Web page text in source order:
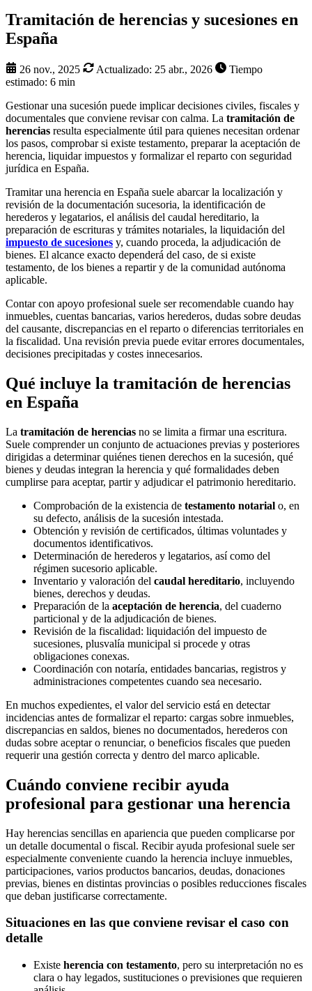
Tramitación de herencias y sucesiones en
España
26 nov., 2025 Actualizado: 25 abr., 2026
Tiempo
estimado: 6 min
Gestionar una sucesión puede implicar decisiones civiles, fiscales y
documentales que conviene revisar con calma. La tramitación de
herencias resulta especialmente útil para quienes necesitan ordenar
los pasos, comprobar si existe testamento, preparar la aceptación de
herencia, liquidar impuestos y formalizar el reparto con seguridad
jurídica en España.
Tramitar una herencia en España suele abarcar la localización y
revisión de la documentación sucesoria, la identificación de
herederos y legatarios, el análisis del caudal hereditario, la
preparación de escrituras y trámites notariales, la liquidación del
impuesto de sucesiones y, cuando proceda, la adjudicación de
bienes. El alcance exacto dependerá del caso, de si existe
testamento, de los bienes a repartir y de la comunidad autónoma
aplicable.
Contar con apoyo profesional suele ser recomendable cuando hay
inmuebles, cuentas bancarias, varios herederos, dudas sobre deudas
del causante, discrepancias en el reparto o diferencias territoriales en
la fiscalidad. Una revisión previa puede evitar errores documentales,
decisiones precipitadas y costes innecesarios.
Qué incluye la tramitación de herencias
en España
La tramitación de herencias no se limita a firmar una escritura.
Suele comprender un conjunto de actuaciones previas y posteriores
dirigidas a determinar quiénes tienen derechos en la sucesión, qué
bienes y deudas integran la herencia y qué formalidades deben
cumplirse para aceptar, partir y adjudicar el patrimonio hereditario.
Comprobación de la existencia de testamento notarial o, en
su defecto, análisis de la sucesión intestada.
Obtención y revisión de certificados, últimas voluntades y
documentos identificativos.
Determinación de herederos y legatarios, así como del
régimen sucesorio aplicable.
Inventario y valoración del caudal hereditario, incluyendo
bienes, derechos y deudas.
Preparación de la aceptación de herencia, del cuaderno
particional y de la adjudicación de bienes.
Revisión de la fiscalidad: liquidación del impuesto de
sucesiones, plusvalía municipal si procede y otras
obligaciones conexas.
Coordinación con notaría, entidades bancarias, registros y
administraciones competentes cuando sea necesario.
En muchos expedientes, el valor del servicio está en detectar
incidencias antes de formalizar el reparto: cargas sobre inmuebles,
discrepancias en saldos, bienes no documentados, herederos con
dudas sobre aceptar o renunciar, o beneficios fiscales que pueden
requerir una gestión correcta y dentro del marco aplicable.
Cuándo conviene recibir ayuda
profesional para gestionar una herencia
Hay herencias sencillas en apariencia que pueden complicarse por
un detalle documental o fiscal. Recibir ayuda profesional suele ser
especialmente conveniente cuando la herencia incluye inmuebles,
participaciones, varios productos bancarios, deudas, donaciones
previas, bienes en distintas provincias o posibles reducciones fiscales
que deban justificarse correctamente.
Situaciones en las que conviene revisar el caso con
detalle
Existe herencia con testamento, pero su interpretación no es
clara o hay legados, sustituciones o previsiones que requieren